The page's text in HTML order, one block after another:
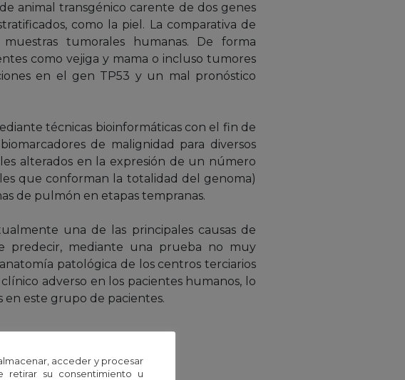
animal transgénico carente de dos genes
como la piel. La comparativa de
tumorales humanas. De forma
como vejiga y mama o incluso tumores
en el gen TP53 y un mal pronóstico
técnicas bioinformáticas con el fin de
de malignidad para diversos
alterados en la expresión de un número
que conforman la totalidad del genoma)
de pulmón en etapas tempranas.
una de las principales causas de
predecir, mediante una prueba no muy
patológica de los centros terciarios
adverso en los pacientes humanos, lo
en este grupo de pacientes.
acceder y procesar
retirar su consentimiento u